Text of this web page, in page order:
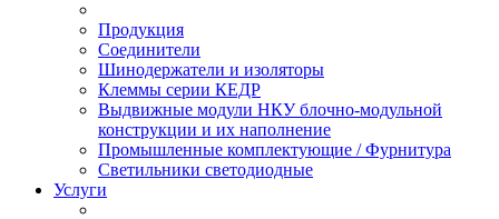
Продукция
Соединители
Шинодержатели и изоляторы
Клеммы серии КЕДР
Выдвижные модули НКУ блочно-модульной
конструкции и их наполнение
Промышленные комплектующие / Фурнитура
Светильники светодиодные
Услуги